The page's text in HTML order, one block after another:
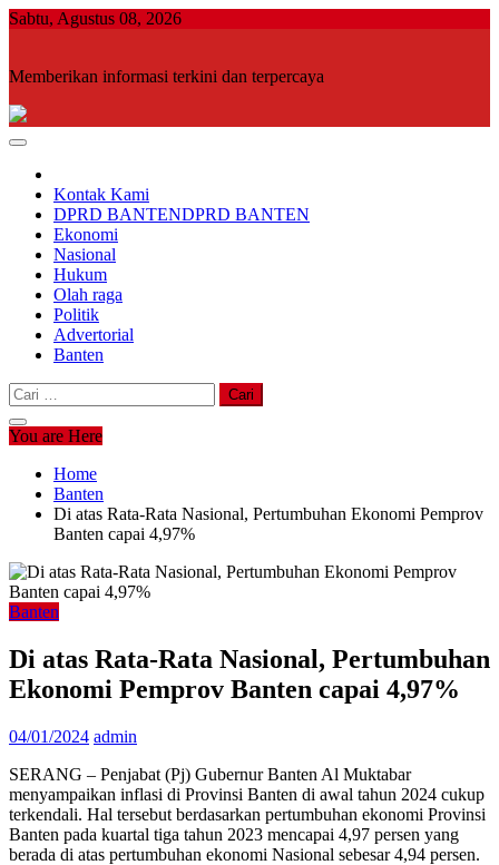
Skip
Sabtu, Agustus 08, 2026
Memberikan informasi terkini dan terpercaya
Kontak Kami
DPRD BANTENDPRD BANTEN
Ekonomi
Nasional
Hukum
Olah raga
Politik
Advertorial
Banten
Cari
untuk:
You are Here
Home
Banten
Di atas Rata-Rata Nasional, Pertumbuhan Ekonomi Pemprov
Banten capai 4,97%
Banten
Di atas Rata-Rata Nasional, Pertumbuhan
Ekonomi Pemprov Banten capai 4,97%
04/01/2024 admin
SERANG – Penjabat (Pj) Gubernur Banten Al Muktabar
menyampaikan inflasi di Provinsi Banten di awal tahun 2024 cukup
terkendali. Hal tersebut berdasarkan pertumbuhan ekonomi Provinsi
Banten pada kuartal tiga tahun 2023 mencapai 4,97 persen yang
berada di atas pertumbuhan ekonomi Nasional sebesar 4,94 persen.